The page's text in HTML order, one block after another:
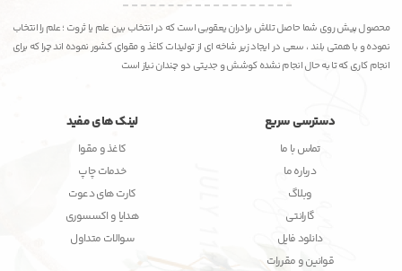
محصول پیش روی شما حاصل تلاش برادران یعقوبی است که در انتخاب بین علم یا ثروت ؛ علم را انتخاب
نموده و با همتی بلند ، سعی در ایجاد زیر شاخه ای از تولیدات کاغذ و مقوای کشور نموده اند چرا که برای
انجام کاری که تا به حال انجام نشده کوشش و جدیتی دو چندان نیاز است
دسترسی سریع
تماس با ما
درباره ما
وبلاگ
گارانتی
دانلود فایل
قوانین و مقررات
لینک های مفید
کاغذ و مقوا
خدمات چاپ
کارت های دعوت
هدایا و اکسسوری
سوالات متداول